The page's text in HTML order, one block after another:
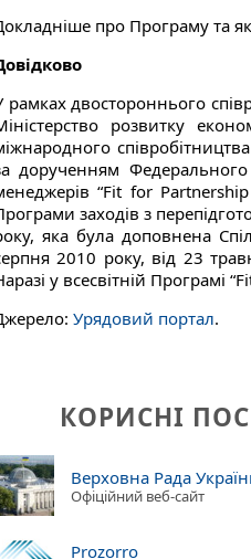
про Програму та
рамках двостороннього
розвитку
дорученням
“Fit for
заходів з
яка була доповнена
2010 року, від 23
у всесвітній Програмі
Урядовий портал.
КОРИСНІ
Верховна Рада
Офіційний веб-сайт
Prozorro